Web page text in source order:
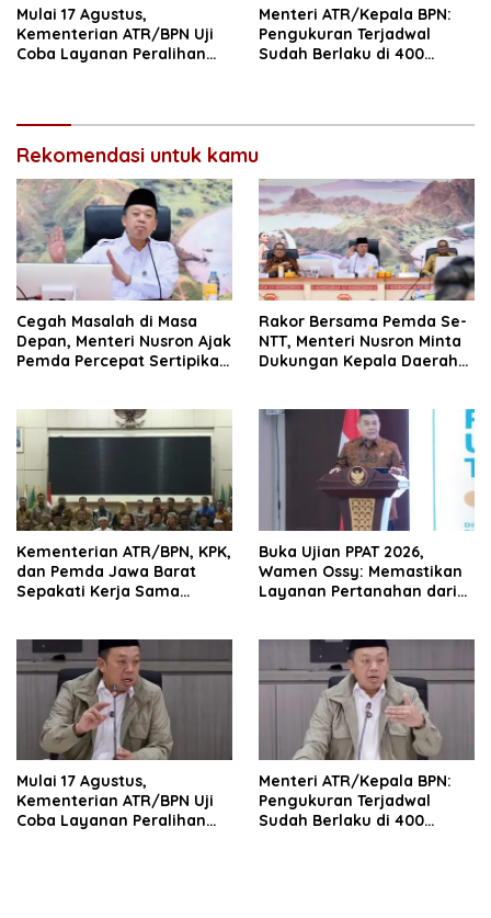
Mulai 17 Agustus,
Kementerian ATR/BPN Uji
Coba Layanan Peralihan
Menteri ATR/Kepala BPN:
Pengukuran Terjadwal
Sudah Berlaku di 400
Rekomendasi untuk kamu
Cegah Masalah di Masa
Depan, Menteri Nusron Ajak
Pemda Percepat Sertipikasi
Rakor Bersama Pemda Se-
NTT, Menteri Nusron Minta
Dukungan Kepala Daerah
Kementerian ATR/BPN, KPK,
dan Pemda Jawa Barat
Sepakati Kerja Sama
Ekonomi Daerah
Buka Ujian PPAT 2026,
Wamen Ossy: Memastikan
Layanan Pertanahan dari
Berintegritas
Mulai 17 Agustus,
Kementerian ATR/BPN Uji
Coba Layanan Peralihan
Menteri ATR/Kepala BPN:
Pengukuran Terjadwal
Sudah Berlaku di 400